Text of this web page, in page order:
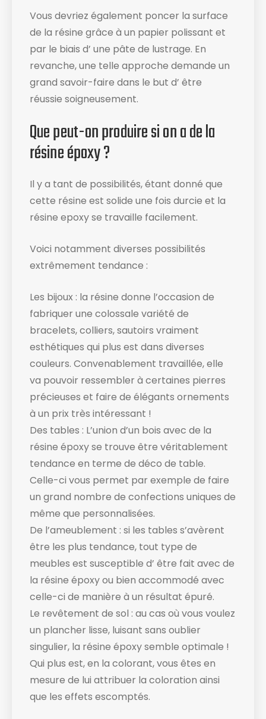
Vous devriez également poncer la surface
de la résine grâce à un papier polissant et
par le biais d’ une pâte de lustrage. En
revanche, une telle approche demande un
grand savoir-faire dans le but d’ être
réussie soigneusement.
Que peut-on produire si on a de la
résine époxy ?
Il y a tant de possibilités, étant donné que
cette résine est solide une fois durcie et la
résine epoxy se travaille facilement.
Voici notamment diverses possibilités
extrêmement tendance :
Les bijoux : la résine donne l’occasion de
fabriquer une colossale variété de
bracelets, colliers, sautoirs vraiment
esthétiques qui plus est dans diverses
couleurs. Convenablement travaillée, elle
va pouvoir ressembler à certaines pierres
précieuses et faire de élégants ornements
à un prix très intéressant !
Des tables : L’union d’un bois avec de la
résine époxy se trouve être véritablement
tendance en terme de déco de table.
Celle-ci vous permet par exemple de faire
un grand nombre de confections uniques de
même que personnalisées.
De l’ameublement : si les tables s’avèrent
être les plus tendance, tout type de
meubles est susceptible d’ être fait avec de
la résine époxy ou bien accommodé avec
celle-ci de manière à un résultat épuré.
Le revêtement de sol : au cas où vous voulez
un plancher lisse, luisant sans oublier
singulier, la résine époxy semble optimale !
Qui plus est, en la colorant, vous êtes en
mesure de lui attribuer la coloration ainsi
que les effets escomptés.